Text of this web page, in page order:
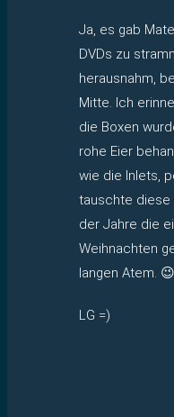
Ja, es gab
DVDs zu
herausnahm,
Mitte. Ich
die Boxen
rohe Eier
wie die Inlets,
tauschte diese
der Jahre die
Weihnachten
langen Atem. 😉
LG =)